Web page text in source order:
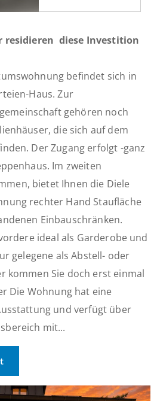
 diese Investition
befindet sich in
Haus. Zur
gehören noch
die sich auf dem
Der Zugang erfolgt -ganz
Im zweiten
bietet Ihnen die Diele
rechter Hand Staufläche
Einbauschränken.
ideal als Garderobe und
gelegene als Abstell- oder
kommen Sie doch erst einmal
Die Wohnung hat eine
und verfügt über
mit...